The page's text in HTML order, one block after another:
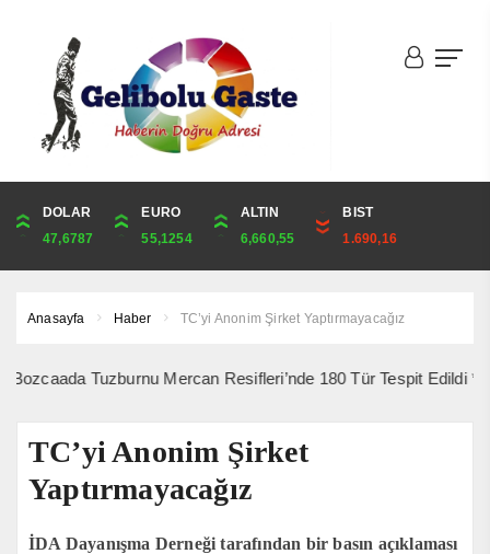
DOLAR
47,6787
EURO
55,1254
ALTIN
6,660,55
BIST
1.690,16
ONS
4,341,81
ALTIN
6,660,55
ÇEYREK
10,889,99
CUMHURİYET
44,750,00
Anasayfa Haber TC’yi Anonim Şirket Yaptırmayacağız
Tuzburnu Mercan Resifleri’nde 180 Tür Tespit Edildi *** 10
TC’yi Anonim Şirket
Yaptırmayacağız
İDA Dayanışma Derneği tarafından bir basın açıklaması